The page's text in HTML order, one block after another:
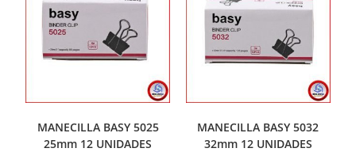
MANECILLA BASY 5025
25mm 12 UNIDADES
MANECILLA BASY 5032
32mm 12 UNIDADES